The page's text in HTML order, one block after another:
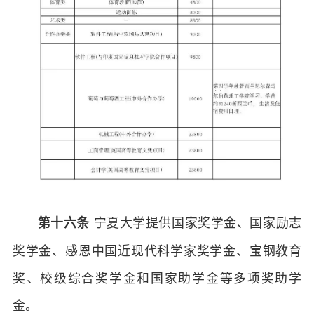
第十六条 宁夏大学提供国家奖学金、国家励志
奖学金、感恩中国近现代科学家奖学金、宝钢教育
奖、校级综合奖学金和国家助学金等多项奖助学
金。